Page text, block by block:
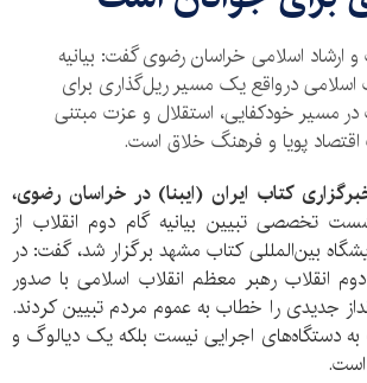
ارشاد اسلامی خراسان رضوی گفت: بیانیه
اسلامی درواقع یک مسیر ریل‌گذاری برای
مسیر خودکفایی، استقلال و عزت مبتنی
پویا و فرهنگ خلاق است.
کتاب ایران (ایبنا) در خراسان رضوی،
تخصصی تبیین بیانیه گام دوم انقلاب از
بین‌المللی کتاب مشهد برگزار شد، گفت: در
۴۰ ساله دوم انقلاب رهبر معظم انقلاب اسلامی با صدور
جدیدی را خطاب به عموم مردم تبیین کردند.
به دستگاه‌های اجرایی نیست بلکه یک دیالوگ و
است.